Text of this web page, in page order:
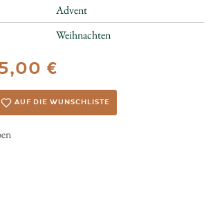
Advent
Weihnachten
€
AUF DIE WUNSCHLISTE